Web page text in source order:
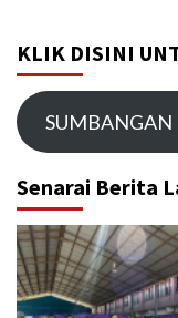
KLIK DISINI
SUMBANGAN
Senarai Berita